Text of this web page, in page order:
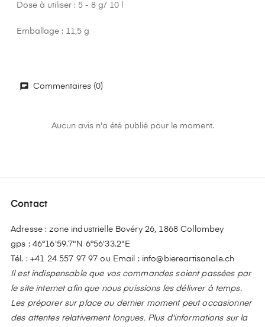
Dose à utiliser : 5 - 8 g/ 10 l
Emballage : 11,5 g
Commentaires (0)
Aucun avis n'a été publié pour le moment.
Contact
Adresse : zone industrielle Bovéry 26, 1868 Collombey
gps : 46°16'59.7"N 6°56'33.2"E
Tél. : +41 24 557 97 97 ou Email : info@biereartisanale.ch
Il est indispensable que vos commandes soient passées par
le site internet afin que nous puissions les délivrer à temps.
Les préparer sur place au dernier moment peut occasionner
des attentes relativement longues. Plus d'informations sur la